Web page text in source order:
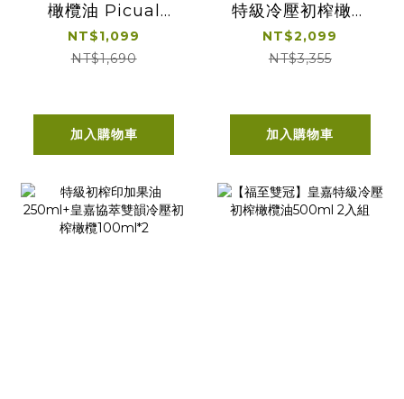
橄欖油 Picual
500ml 單入經典提
盒
NT$1,099
NT$1,690
加入購物車
特級冷壓初榨橄欖
油 500ml 雙入經
典提盒
NT$2,099
NT$3,355
加入購物車